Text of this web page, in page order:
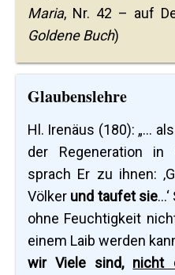
Maria, Nr. 42 – auf
Goldene Buch)
Glaubenslehre
Hl. Irenäus (180): „...
der Regeneration in
sprach Er zu ihnen:
Völker und taufet sie
ohne Feuchtigkeit
einem Laib werden
wir Viele sind, nicht